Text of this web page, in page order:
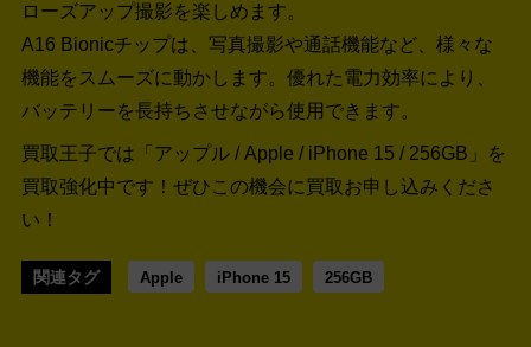
ローズアップ撮影を楽しめます。
A16 Bionicチップは、写真撮影や通話機能など、様々な
機能をスムーズに動かします。優れた電力効率により、
バッテリーを長持ちさせながら使用できます。
買取王子では「アップル / Apple / iPhone 15 / 256GB」を
買取強化中です！ ぜひこの機会に買取お申し込みくださ
い！
関連タグ Apple iPhone 15 256GB